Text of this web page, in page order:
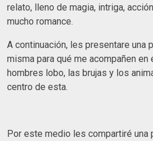
relato, lleno de magia, intriga,
mucho romance.
A continuación, les presentare una
misma para qué me acompañen
hombres lobo, las brujas y los
centro de esta.
Por este medio les compartiré una